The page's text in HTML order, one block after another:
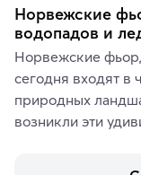
Норвежские
водопадов и
Норвежские
сегодня входят в
природных
возникли эти